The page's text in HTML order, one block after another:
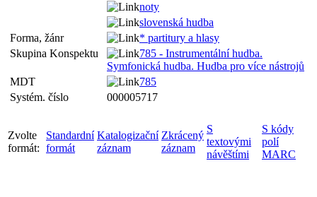
noty
slovenská hudba
Forma, žánr
* partitury a hlasy
Skupina Konspektu
785 - Instrumentální hudba.
Symfonická hudba. Hudba pro více nástrojů
MDT
785
Systém. číslo
000005717
Zvolte
formát:
Standardní
formát
Katalogizační
záznam
Zkrácený
záznam
S
textovými
návěštími
S kódy
polí
MARC